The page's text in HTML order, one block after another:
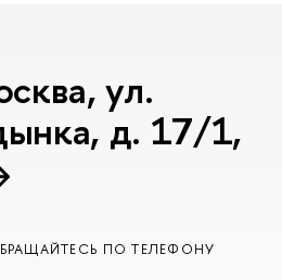
ул.
д. 17/1,
ПО ТЕЛЕФОНУ